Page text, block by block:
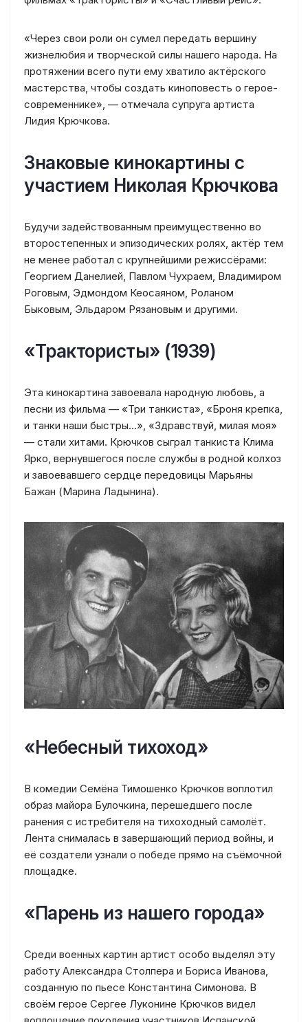
«Через свои роли он сумел передать вершину
жизнелюбия и творческой силы нашего народа. На
протяжении всего пути ему хватило актёрского
мастерства, чтобы создать киноповесть о герое-
современнике», — отмечала супруга артиста
Лидия Крючкова.
Знаковые кинокартины с
участием Николая Крючкова
Будучи задействованным преимущественно во
второстепенных и эпизодических ролях, актёр тем
не менее работал с крупнейшими режиссёрами:
Георгием Данелией, Павлом Чухраем, Владимиром
Роговым, Эдмондом Кеосаяном, Роланом
Быковым, Эльдаром Рязановым и другими.
«Трактористы» (1939)
Эта кинокартина завоевала народную любовь, а
песни из фильма — «Три танкиста», «Броня крепка,
и танки наши быстры…», «Здравствуй, милая моя»
— стали хитами. Крючков сыграл танкиста Клима
Ярко, вернувшегося после службы в родной колхоз
и завоевавшего сердце передовицы Марьяны
Бажан (Марина Ладынина).
«Небесный тихоход»
В комедии Семёна Тимошенко Крючков воплотил
образ майора Булочкина, перешедшего после
ранения с истребителя на тихоходный самолёт.
Лента снималась в завершающий период войны, и
её создатели узнали о победе прямо на съёмочной
площадке.
«Парень из нашего города»
Среди военных картин артист особо выделял эту
работу Александра Столпера и Бориса Иванова,
созданную по пьесе Константина Симонова. В
своём герое Сергее Луконине Крючков видел